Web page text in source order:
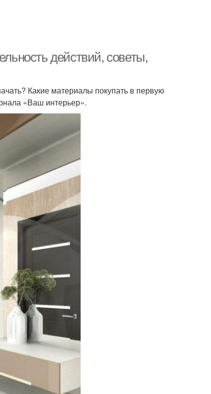
действий, советы,
Какие материалы покупать в первую
«Ваш интерьер».